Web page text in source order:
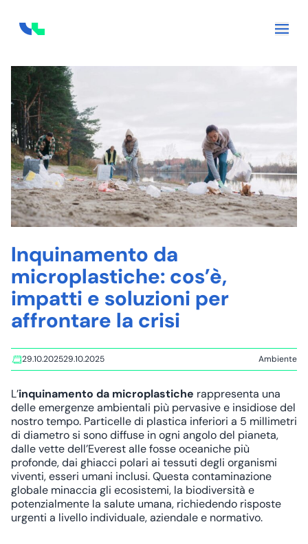
Inquinamento da
microplastiche: cos’è,
impatti e soluzioni per
affrontare la crisi
29.10.202529.10.2025 Ambiente
L’inquinamento da microplastiche rappresenta una
delle emergenze ambientali più pervasive e insidiose del
nostro tempo. Particelle di plastica inferiori a 5 millimetri
di diametro si sono diffuse in ogni angolo del pianeta,
dalle vette dell’Everest alle fosse oceaniche più
profonde, dai ghiacci polari ai tessuti degli organismi
viventi, esseri umani inclusi. Questa contaminazione
globale minaccia gli ecosistemi, la biodiversità e
potenzialmente la salute umana, richiedendo risposte
urgenti a livello individuale, aziendale e normativo.